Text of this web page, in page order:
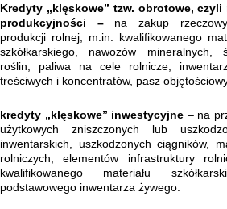
Kredyty „klęskowe” tzw. obrotowe,
produkcyjności – na zakup
produkcji rolnej, m.in. kwalifikowanego
szkółkarskiego, nawozów mineralnych,
roślin, paliwa na cele rolnicze,
treściwych i koncentratów, pasz
kredyty „klęskowe” inwestycyjne – na
użytkowych zniszczonych lub
inwentarskich, uszkodzonych ciągników,
rolniczych, elementów infrastruktury
kwalifikowanego materiału
podstawowego inwentarza żywego.